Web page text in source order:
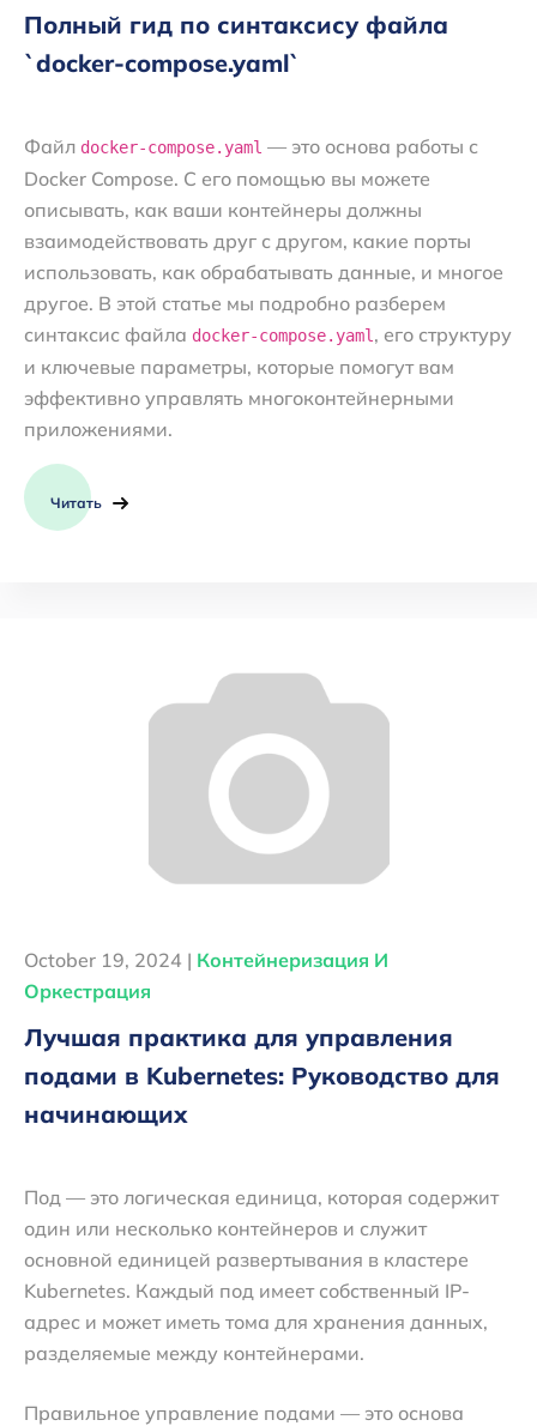
Полный гид по синтаксису файла
`docker-compose.yaml`
Файл docker-compose.yaml — это основа работы с
Docker Compose. С его помощью вы можете
описывать, как ваши контейнеры должны
взаимодействовать друг с другом, какие порты
использовать, как обрабатывать данные, и многое
другое. В этой статье мы подробно разберем
синтаксис файла docker-compose.yaml , его структуру
и ключевые параметры, которые помогут вам
эффективно управлять многоконтейнерными
приложениями.
Читать
October 19, 2024 | Контейнеризация И
Оркестрация
Лучшая практика для управления
подами в Kubernetes: Руководство для
начинающих
Под — это логическая единица, которая содержит
один или несколько контейнеров и служит
основной единицей развертывания в кластере
Kubernetes. Каждый под имеет собственный IP-
адрес и может иметь тома для хранения данных,
разделяемые между контейнерами.
Правильное управление подами — это основа